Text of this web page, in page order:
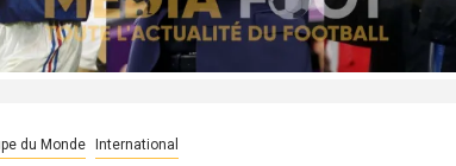
du Monde International